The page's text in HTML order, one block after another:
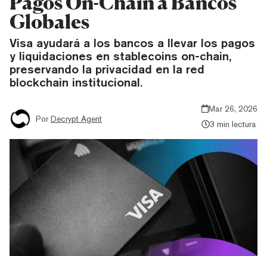
Globales
Visa ayudará a los bancos a llevar los pagos
y liquidaciones en stablecoins on-chain,
preservando la privacidad en la red
blockchain institucional.
Por Decrypt Agent
Mar 26, 2026
3 min lectura